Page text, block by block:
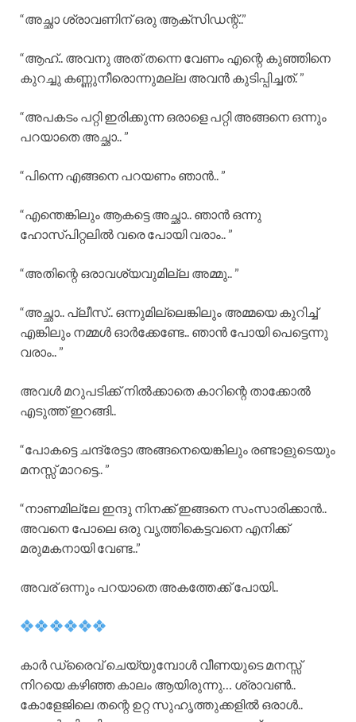
“അച്ഛാ ശ്രാവണിന് ഒരു ആക്‌സിഡന്റ്..”
“ആഹ്.. അവനു അത് തന്നെ വേണം എന്റെ കുഞ്ഞിനെ
കുറച്ചു കണ്ണുനീരൊന്നുമല്ല അവൻ കുടിപ്പിച്ചത്. ”
“അപകടം പറ്റി ഇരിക്കുന്ന ഒരാളെ പറ്റി അങ്ങനെ ഒന്നും
പറയാതെ അച്ഛാ.. ”
“പിന്നെ എങ്ങനെ പറയണം ഞാൻ.. ”
“എന്തെങ്കിലും ആകട്ടെ അച്ഛാ.. ഞാൻ ഒന്നു
ഹോസ്പിറ്റലിൽ വരെ പോയി വരാം.. ”
“അതിന്റെ ഒരാവശ്യവുമില്ല അമ്മു.. ”
“അച്ഛാ.. പ്ലീസ്.. ഒന്നുമില്ലെങ്കിലും അമ്മയെ കുറിച്ച്
എങ്കിലും നമ്മൾ ഓർക്കേണ്ടേ.. ഞാൻ പോയി പെട്ടെന്നു
വരാം.. ”
അവൾ മറുപടിക്ക് നിൽക്കാതെ കാറിന്റെ താക്കോൽ
എടുത്ത് ഇറങ്ങി..
“പോകട്ടെ ചന്ദ്രേട്ടാ അങ്ങനെയെങ്കിലും രണ്ടാളുടെയും
മനസ്സ് മാറട്ടെ.. ”
“നാണമില്ലേ ഇന്ദു നിനക്ക് ഇങ്ങനെ സംസാരിക്കാൻ..
അവനെ പോലെ ഒരു വൃത്തികെട്ടവനെ എനിക്ക്
മരുമകനായി വേണ്ട..”
അവര് ഒന്നും പറയാതെ അകത്തേക്ക് പോയി..
കാർ ഡ്രൈവ് ചെയ്യുമ്പോൾ വീണയുടെ മനസ്സ്
നിറയെ കഴിഞ്ഞ കാലം ആയിരുന്നു… ശ്രാവൺ..
കോളേജിലെ തന്റെ ഉറ്റ സുഹൃത്തുക്കളിൽ ഒരാൾ..